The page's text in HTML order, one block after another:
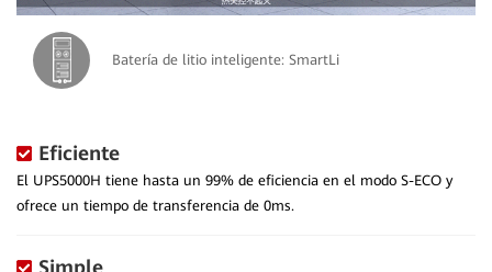
Batería de litio inteligente: SmartLi
Eficiente
El UPS5000H tiene hasta un 99% de eficiencia en el modo S-ECO y
ofrece un tiempo de transferencia de 0ms.
Simple